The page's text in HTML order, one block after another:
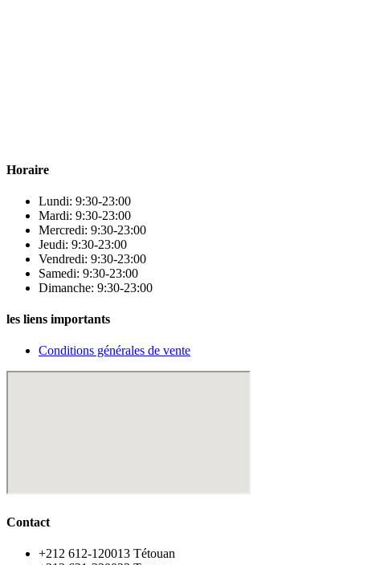
Horaire
Lundi: 9:30-23:00
Mardi: 9:30-23:00
Mercredi: 9:30-23:00
Jeudi: 9:30-23:00
Vendredi: 9:30-23:00
Samedi: 9:30-23:00
Dimanche: 9:30-23:00
les liens importants
Conditions générales de vente
Contact
‪+212 612-120013 Tétouan